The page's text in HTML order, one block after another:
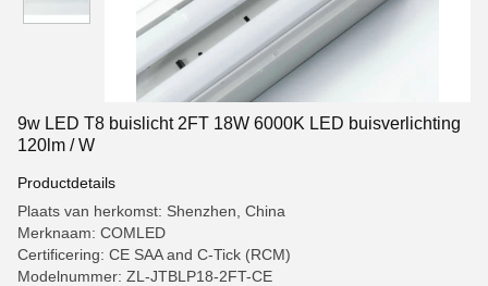
9w LED T8 buislicht 2FT 18W 6000K LED buisverlichting
120lm / W
Productdetails
Plaats van herkomst: Shenzhen, China
Merknaam: COMLED
Certificering: CE SAA and C-Tick (RCM)
Modelnummer: ZL-JTBLP18-2FT-CE